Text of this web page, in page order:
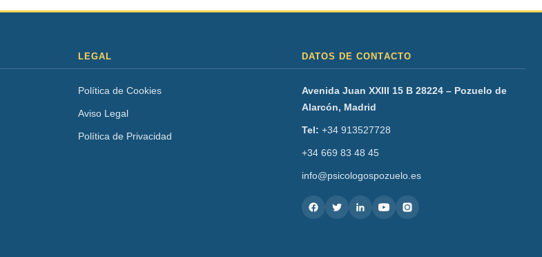
LEGAL
Política de Cookies
Aviso Legal
Política de Privacidad
DATOS DE CONTACTO
Avenida Juan XXIII 15 B 28224 – Pozuelo de
Alarcón, Madrid
Tel: +34 913527728
+34 669 83 48 45
info@psicologospozuelo.es